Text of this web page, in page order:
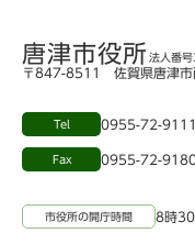
唐津市役所 法人番
〒847-8511 佐賀県唐津市
Tel 0955-72-9111
Fax 0955-72-
市役所の開庁時間 8時